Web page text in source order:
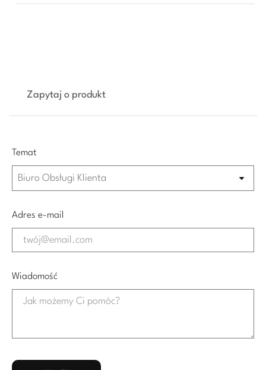
Zapytaj o produkt
Temat
Adres e-mail
Wiadomość